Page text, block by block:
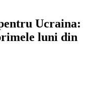
Ucraina:
luni din